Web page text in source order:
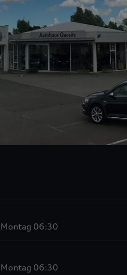
Montag 06:30
Montag 06:30